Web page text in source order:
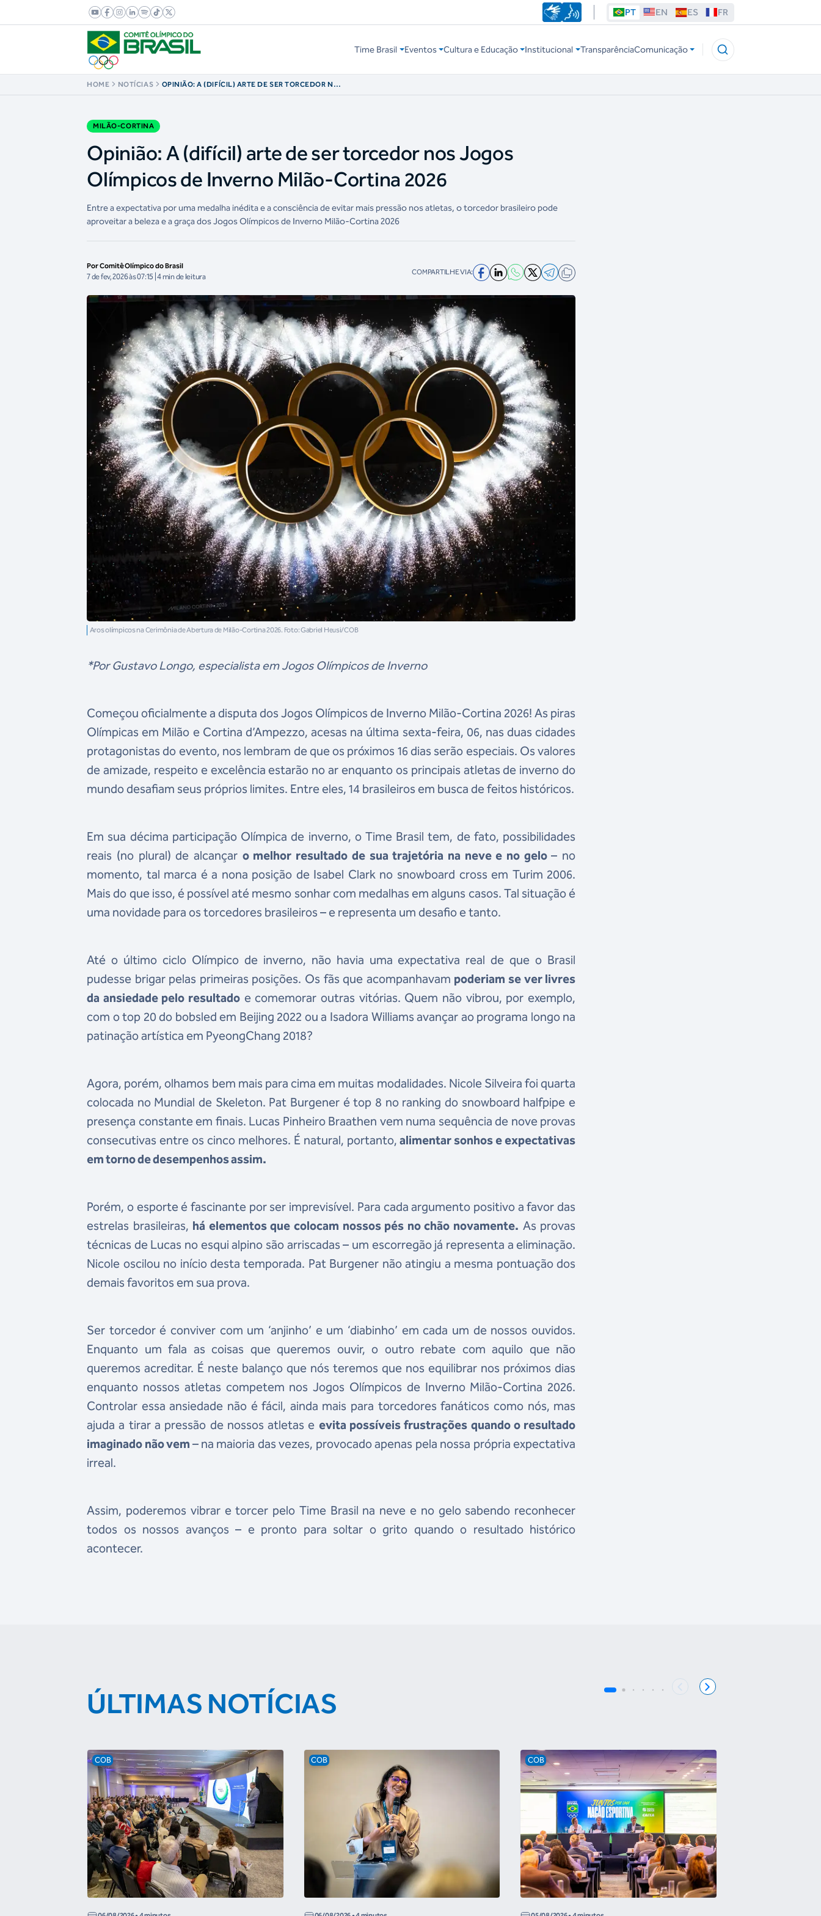
PT EN ES FR
Time Brasil Eventos Cultura e Educação Institucional TransparênciaComunicação
HOME NOTÍCIAS
OPINIÃO: A (DIFÍCIL) ARTE DE SER TORCEDOR NOS
MILÃO-CORTINA
Opinião: A (difícil) arte de ser torcedor nos Jogos
Olímpicos de Inverno Milão-Cortina 2026
Entre a expectativa por uma medalha inédita e a consciência de evitar mais pressão nos atletas, o torcedor brasileiro pode
aproveitar a beleza e a graça dos Jogos Olímpicos de Inverno Milão-Cortina 2026
Por Comitê Olímpico do Brasil
7 de fev, 2026 às 07:15 | 4 min de leitura COMPARTILHE VIA:
Aros olímpicos na Cerimônia de Abertura de Milão-Cortina 2026. Foto: Gabriel Heusi/COB
*Por Gustavo Longo, especialista em Jogos Olímpicos de Inverno
Começou oficialmente a disputa dos Jogos Olímpicos de Inverno Milão-Cortina 2026! As piras
Olímpicas em Milão e Cortina d’Ampezzo, acesas na última sexta-feira, 06, nas duas cidades
protagonistas do evento, nos lembram de que os próximos 16 dias serão especiais. Os valores
de amizade, respeito e excelência estarão no ar enquanto os principais atletas de inverno do
mundo desafiam seus próprios limites. Entre eles, 14 brasileiros em busca de feitos históricos.
Em sua décima participação Olímpica de inverno, o Time Brasil tem, de fato, possibilidades
reais (no plural) de alcançar o melhor resultado de sua trajetória na neve e no gelo– no
momento, tal marca é a nona posição de Isabel Clark no snowboard cross em Turim 2006.
Mais do que isso, é possível até mesmo sonhar com medalhas em alguns casos. Tal situação é
uma novidade para os torcedores brasileiros – e representa um desafio e tanto.
Até o último ciclo Olímpico de inverno, não havia uma expectativa real de que o Brasil
pudesse brigar pelas primeiras posições. Os fãs que acompanhavam poderiam se ver livres
da ansiedade pelo resultado e comemorar outras vitórias. Quem não vibrou, por exemplo,
com o top 20 do bobsled em Beijing 2022 ou a Isadora Williams avançar ao programa longo na
patinação artística em PyeongChang 2018?
Agora, porém, olhamos bem mais para cima em muitas modalidades. Nicole Silveira foi quarta
colocada no Mundial de Skeleton. Pat Burgener é top 8 no ranking do snowboard halfpipe e
presença constante em finais. Lucas Pinheiro Braathen vem numa sequência de nove provas
consecutivas entre os cinco melhores. É natural, portanto,alimentar sonhos e expectativas
em torno de desempenhos assim.
Porém, o esporte é fascinante por ser imprevisível. Para cada argumento positivo a favor das
estrelas brasileiras, há elementos que colocam nossos pés no chão novamente. As provas
técnicas de Lucas no esqui alpino são arriscadas – um escorregão já representa a eliminação.
Nicole oscilou no início desta temporada. Pat Burgener não atingiu a mesma pontuação dos
demais favoritos em sua prova.
Ser torcedor é conviver com um ‘anjinho’ e um ‘diabinho’ em cada um de nossos ouvidos.
Enquanto um fala as coisas que queremos ouvir, o outro rebate com aquilo que não
queremos acreditar. É neste balanço que nós teremos que nos equilibrar nos próximos dias
enquanto nossos atletas competem nos Jogos Olímpicos de Inverno Milão-Cortina 2026.
Controlar essa ansiedade não é fácil, ainda mais para torcedores fanáticos como nós, mas
ajuda a tirar a pressão de nossos atletas e evita possíveis frustrações quando o resultado
imaginado não vem – na maioria das vezes, provocado apenas pela nossa própria expectativa
irreal.
Assim, poderemos vibrar e torcer pelo Time Brasil na neve e no gelo sabendo reconhecer
todos os nossos avanços – e pronto para soltar o grito quando o resultado histórico
acontecer.
ÚLTIMAS NOTÍCIAS
COB COB COB